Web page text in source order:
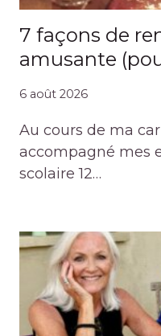
7 façons de
amusante
6 août 2026
Au cours de ma
accompagné mes
scolaire 12…